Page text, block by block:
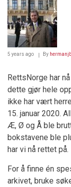
5 years ago By
RettsNorge har
dette gjør hele
ikke har vært
15. januar 2020.
Æ, Ø og Å ble
bokstavene ble
har vi nå rettet på.
For å finne én
arkivet, bruke